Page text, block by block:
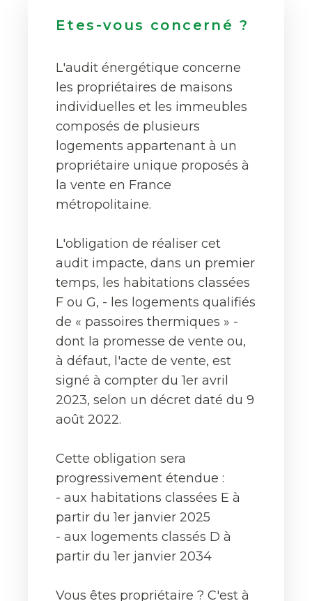
Etes-vous concerné ?
L'audit énergétique concerne
les propriétaires de maisons
individuelles et les immeubles
composés de plusieurs
logements appartenant à un
propriétaire unique proposés à
la vente en France
métropolitaine.
L'obligation de réaliser cet
audit impacte, dans un premier
temps, les habitations classées
F ou G, - les logements qualifiés
de « passoires thermiques » -
dont la promesse de vente ou,
à défaut, l'acte de vente, est
signé à compter du 1er avril
2023, selon un décret daté du 9
août 2022.
Cette obligation sera
progressivement étendue :
- aux habitations classées E à
partir du 1er janvier 2025
- aux logements classés D à
partir du 1er janvier 2034
Vous êtes propriétaire ? C'est à